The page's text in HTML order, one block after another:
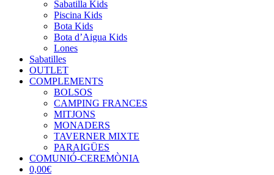
Sabatilla Kids
Piscina Kids
Bota Kids
Bota d’Aigua Kids
Lones
Sabatilles
OUTLET
COMPLEMENTS
BOLSOS
CAMPING FRANCES
MITJONS
MONADERS
TAVERNER MIXTE
PARAIGÜES
COMUNIÓ-CEREMÒNIA
0,00€